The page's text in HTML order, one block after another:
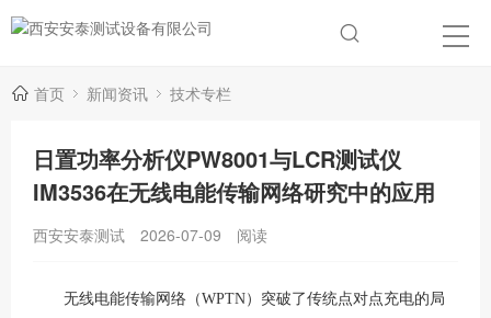
首页 新闻资讯 技术专栏
日置功率分析仪PW8001与LCR测试仪
IM3536在无线电能传输网络研究中的应用
西安安泰测试 2026-07-09 阅读
无线电能传输网络（WPTN）突破了传统点对点充电的局